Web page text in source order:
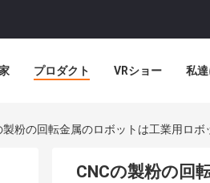
プロダクト VRショー 私
製粉の回転金属のロボットは工業用ロ
CNCの製粉の回